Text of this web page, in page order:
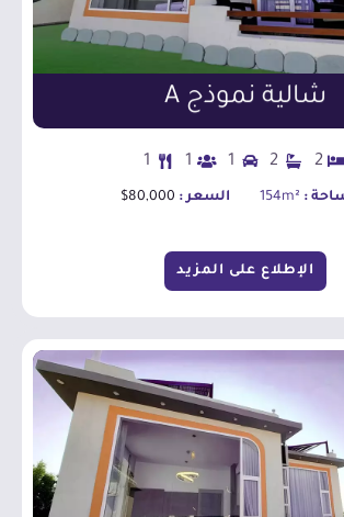
شالية نموذج A
2
2
1
1
1
:
154m² السعر : 80,000$
الإطلاع على المزيد
اطلع على المزيد